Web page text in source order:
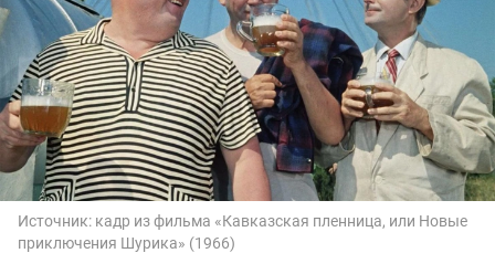
Источник: кадр из фильма «Кавказская пленница, или Новые
приключения Шурика» (1966)